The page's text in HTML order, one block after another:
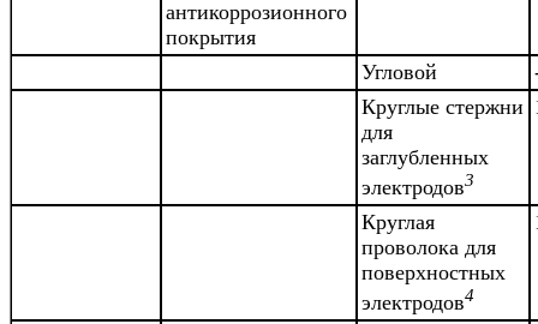
антикоррозионного
покрытия
Угловой
Круглые стержни
для
заглубленных
электродов3
Круглая
проволока для
поверхностных
электродов4